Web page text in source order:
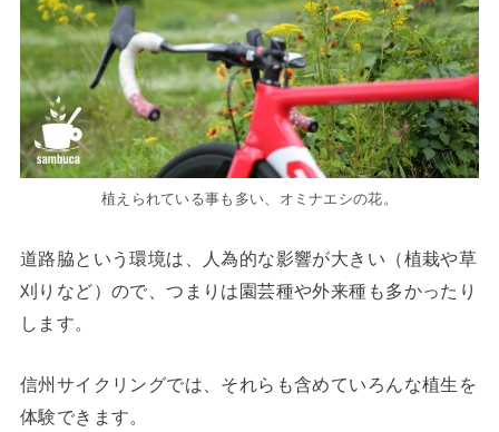
植えられている事も多い、オミナエシの花。
道路脇という環境は、人為的な影響が大きい（植栽や草
刈りなど）ので、つまりは園芸種や外来種も多かったり
します。
信州サイクリングでは、それらも含めていろんな植生を
体験できます。